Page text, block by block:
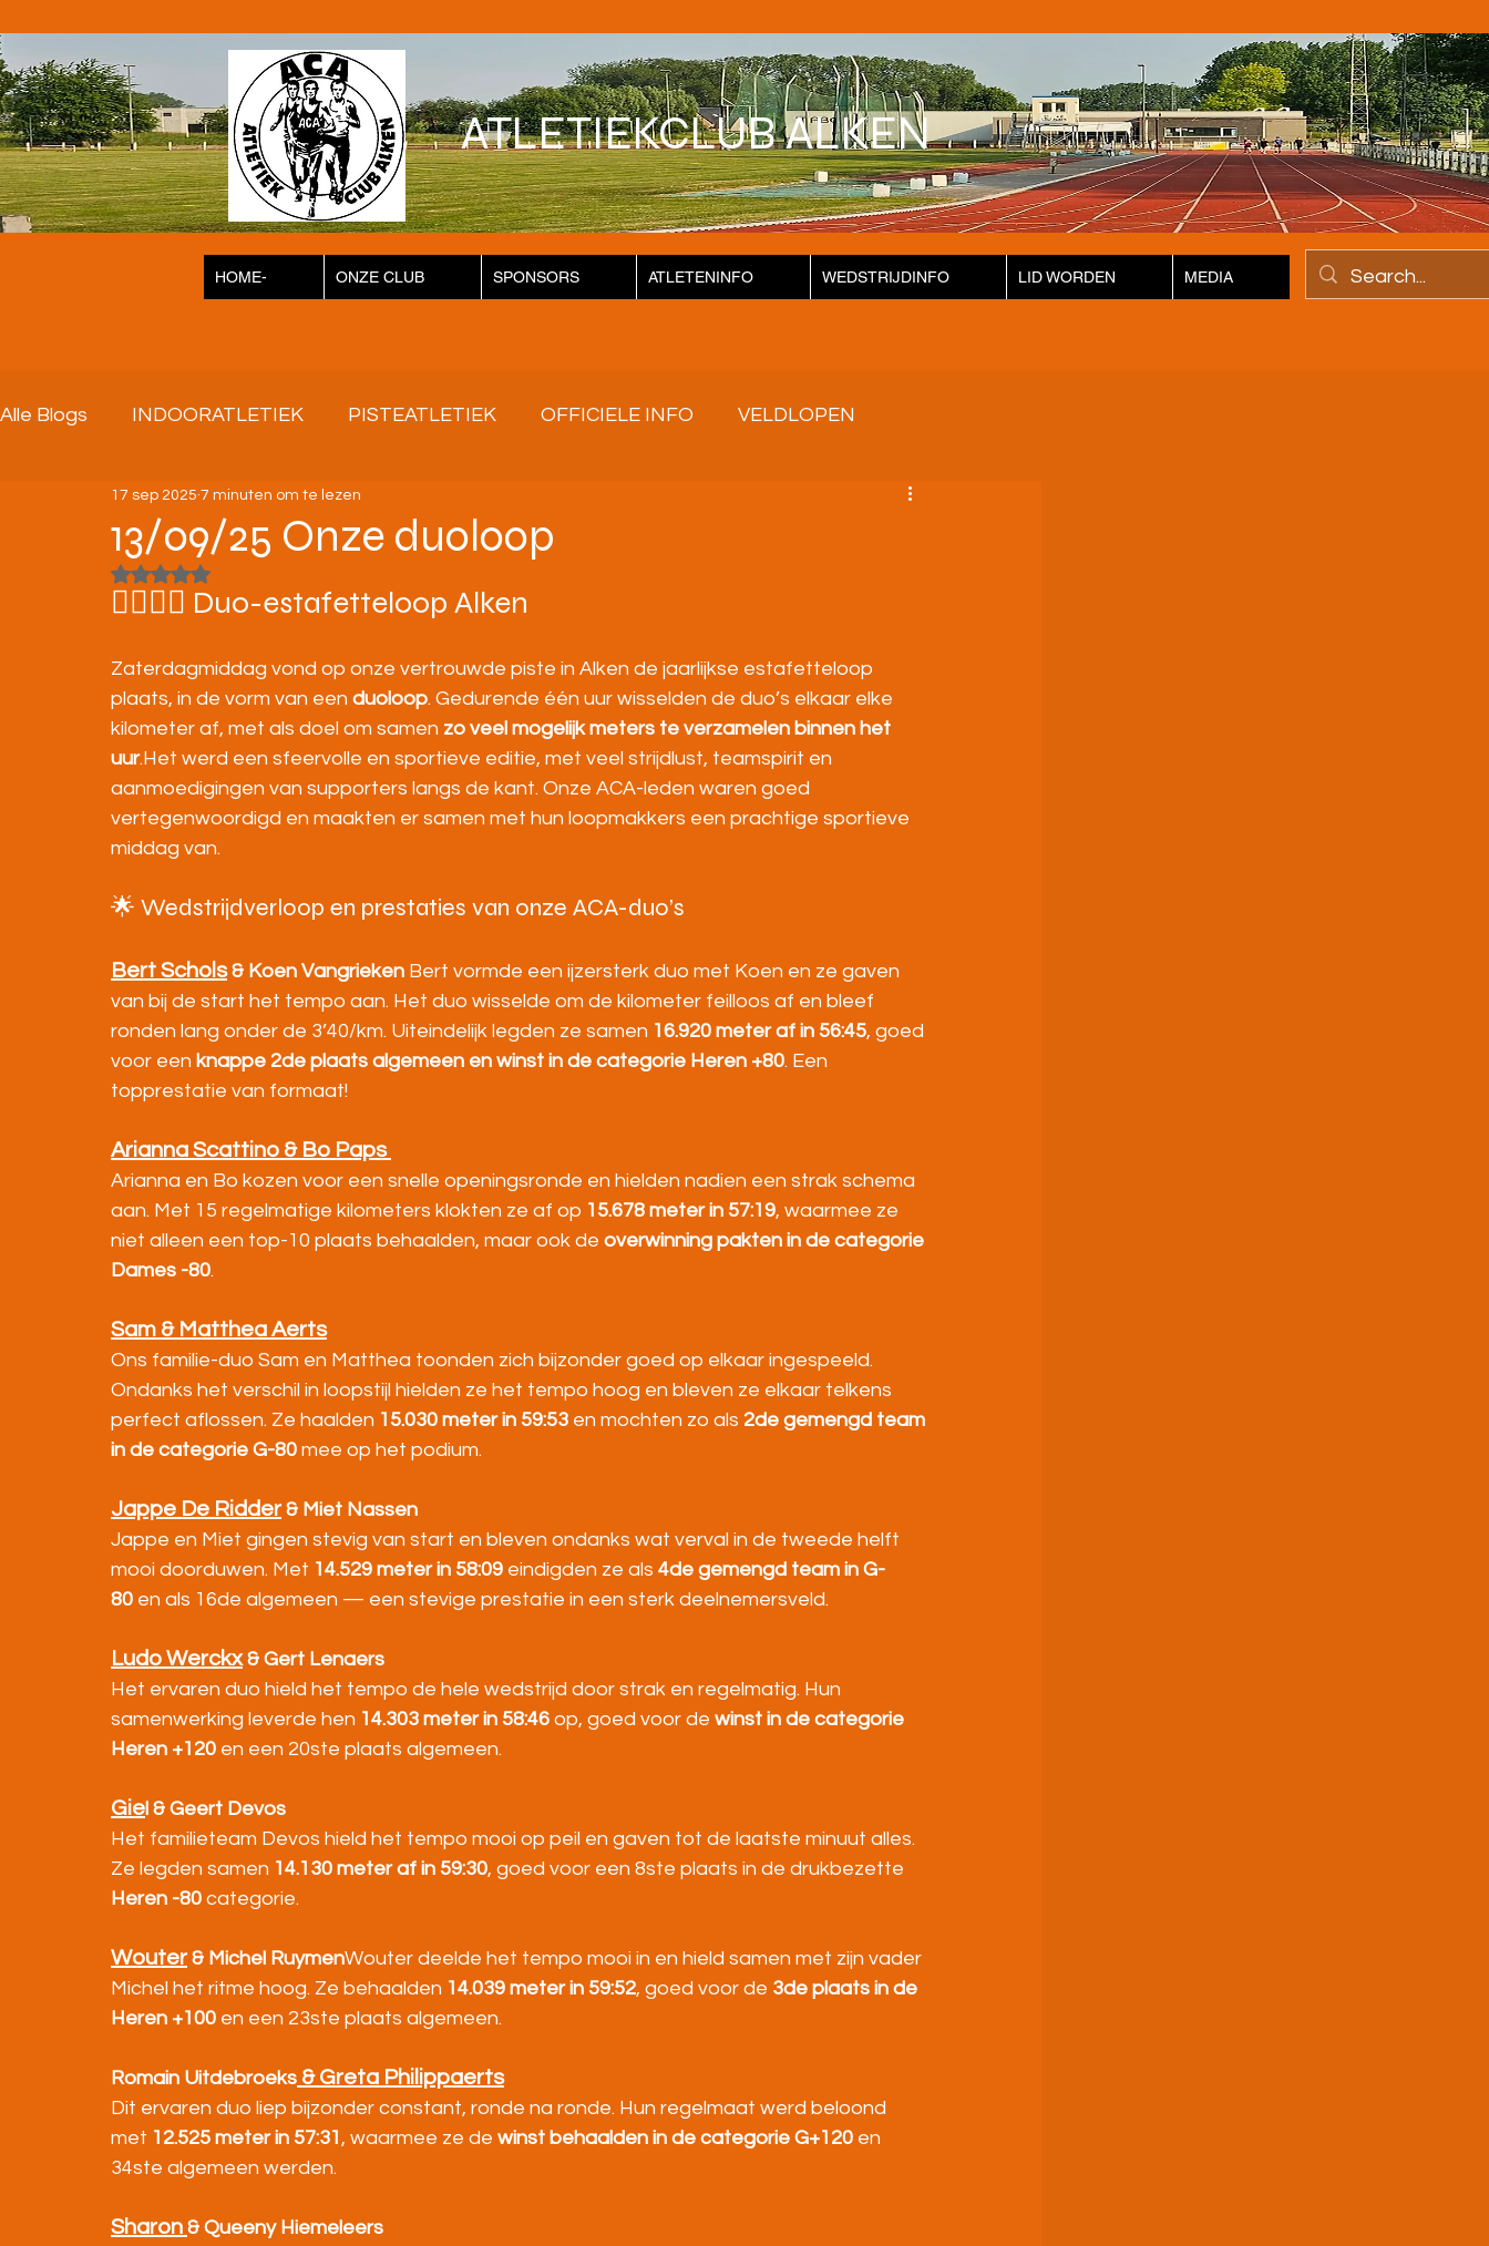
ATLETIEKCLUB ALKEN
HOME- ONZE CLUB SPONSORS ATLETENINFO WEDSTRIJDINFO LID WORDEN MEDIA
Alle Blogs INDOORATLETIEK PISTEATLETIEK OFFICIELE INFO VELDLOPEN
STRATENLOPEN JEUGD/ONDERBOUW
KAMPIOENSCHAPPEN
13/09/25 Onze duoloop
17 sep 2025 7 minuten om te lezen
Beoordeeld met NaN uit 5 sterren.
🏃‍♀️🏃‍♂️ Duo-estafetteloop Alken
Zaterdagmiddag vond op onze vertrouwde piste in Alken de jaarlijkse estafetteloop
plaats, in de vorm van een duoloop. Gedurende één uur wisselden de duo’s elkaar elke
kilometer af, met als doel om samen zo veel mogelijk meters te verzamelen binnen het
uur.Het werd een sfeervolle en sportieve editie, met veel strijdlust, teamspirit en
aanmoedigingen van supporters langs de kant. Onze ACA-leden waren goed
vertegenwoordigd en maakten er samen met hun loopmakkers een prachtige sportieve
middag van.
🌟 Wedstrijdverloop en prestaties van onze ACA-duo’s
Bert Schols & Koen Vangrieken Bert vormde een ijzersterk duo met Koen en ze gaven
van bij de start het tempo aan. Het duo wisselde om de kilometer feilloos af en bleef
ronden lang onder de 3’40/km. Uiteindelijk legden ze samen 16.920 meter af in 56:45, goed
voor een knappe 2de plaats algemeen en winst in de categorie Heren +80. Een
topprestatie van formaat!
Arianna Scattino & Bo Paps
Arianna en Bo kozen voor een snelle openingsronde en hielden nadien een strak schema
aan. Met 15 regelmatige kilometers klokten ze af op 15.678 meter in 57:19, waarmee ze
niet alleen een top-10 plaats behaalden, maar ook de overwinning pakten in de categorie
Dames -80.
Sam & Matthea Aerts
Ons familie-duo Sam en Matthea toonden zich bijzonder goed op elkaar ingespeeld.
Ondanks het verschil in loopstijl hielden ze het tempo hoog en bleven ze elkaar telkens
perfect aflossen. Ze haalden 15.030 meter in 59:53 en mochten zo als 2de gemengd team
in de categorie G-80 mee op het podium.
Jappe De Ridder & Miet Nassen
Jappe en Miet gingen stevig van start en bleven ondanks wat verval in de tweede helft
mooi doorduwen. Met 14.529 meter in 58:09 eindigden ze als 4de gemengd team in G-
80 en als 16de algemeen — een stevige prestatie in een sterk deelnemersveld.
Ludo Werckx & Gert Lenaers
Het ervaren duo hield het tempo de hele wedstrijd door strak en regelmatig. Hun
samenwerking leverde hen 14.303 meter in 58:46 op, goed voor de winst in de categorie
Heren +120 en een 20ste plaats algemeen.
Giel & Geert Devos
Het familieteam Devos hield het tempo mooi op peil en gaven tot de laatste minuut alles.
Ze legden samen 14.130 meter af in 59:30, goed voor een 8ste plaats in de drukbezette
Heren -80 categorie.
Wouter & Michel RuymenWouter deelde het tempo mooi in en hield samen met zijn vader
Michel het ritme hoog. Ze behaalden 14.039 meter in 59:52, goed voor de 3de plaats in de
Heren +100 en een 23ste plaats algemeen.
Romain Uitdebroeks & Greta Philippaerts
Dit ervaren duo liep bijzonder constant, ronde na ronde. Hun regelmaat werd beloond
met 12.525 meter in 57:31, waarmee ze de winst behaalden in de categorie G+120 en
34ste algemeen werden.
Sharon & Queeny Hiemeleers